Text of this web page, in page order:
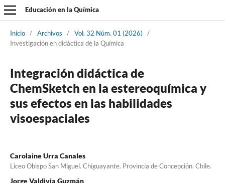
Educación en la Química
Inicio / Archivos / Vol. 32 Núm. 01 (2026)
/
Investigación en didáctica de la Química
Integración didáctica de
ChemSketch en la estereoquímica y
sus efectos en las habilidades
visoespaciales
Carolaine Urra Canales
Liceo Obispo San Miguel. Chiguayante. Provincia de Concepción. Chile.
Jorge Valdivia Guzmán